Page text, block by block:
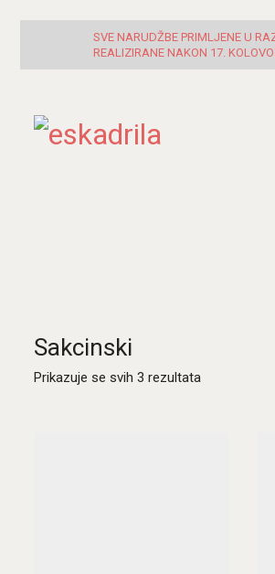
SVE NARUDŽBE PRIMLJENE U
REALIZIRANE NAKON 17.
Sakcinski
Prikazuje se svih 3 rezultata